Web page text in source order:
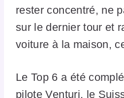
rester concentré, ne
sur le dernier tour et
voiture à la maison,
Le Top 6 a été
pilote Venturi, le